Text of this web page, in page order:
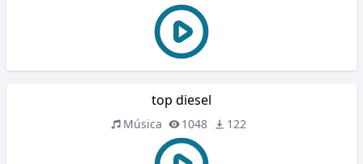
top diesel
Música 1048 122